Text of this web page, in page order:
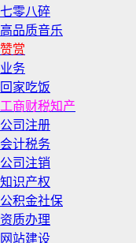
七零八碎
高品质音乐
赞赏
业务
回家吃饭
工商财税知产
公司注册
会计税务
公司注销
知识产权
公积金社保
资质办理
网站建设